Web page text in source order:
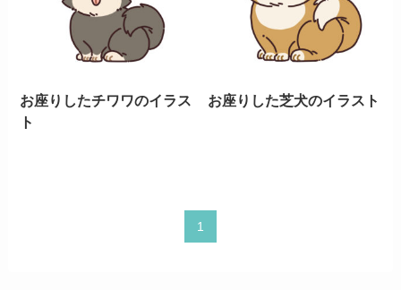
お座りしたチワワのイラス
ト
お座りした芝犬のイラスト
1